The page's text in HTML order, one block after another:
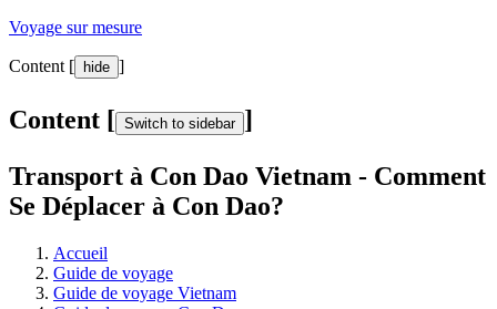
Voyage sur mesure
Content [ hide ]
Content [ Switch to sidebar ]
Transport à Con Dao Vietnam - Comment
Se Déplacer à Con Dao?
Accueil
Guide de voyage
Guide de voyage Vietnam